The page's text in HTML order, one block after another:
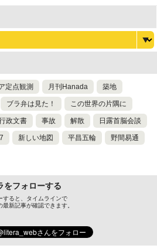
定点観測 月刊Hanada 築地
ブラ弁は見た！ この世界の片隅に
政文書 事故 解散 日露首脳会談
新しい地図 平昌五輪 野間易通
をフォローする
すると、タイムラインで
最新記事が確認できます。